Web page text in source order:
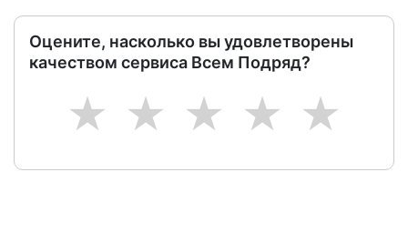
Оцените, насколько вы удовлетворены
качеством сервиса Всем Подряд?
5
4
3
2
1